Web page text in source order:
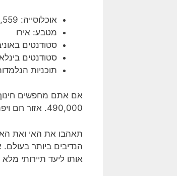
אוכלוסייה: 493,559
מטבע: אירו
סטודנטים
סטודנטים
תוכניות
אם אתם מחפשים
490,000. אזור חם ויפהפה זה מציע לכם את ההזדמנות להגשים את חלומכם להיות סטודנטים בינלאומיים.
תאהבו את האי ואת
הנדיבים ביותר
אותו ליעד תיירותי